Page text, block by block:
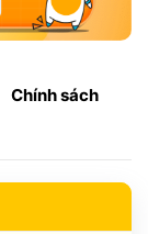
Chính sách